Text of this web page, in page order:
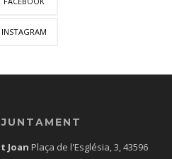
INSTAGRAM
Joan Plaça de l'Església, 3, 43596